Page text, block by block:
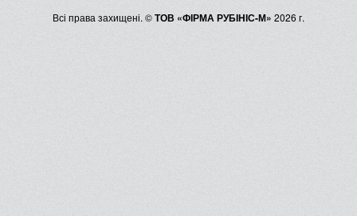
Всі права захищені. ©ТОВ «ФІРМА РУБІНІС-М» 2026 г.